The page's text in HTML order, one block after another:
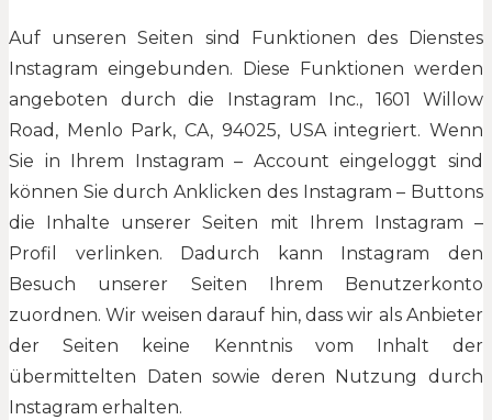
Auf unseren Seiten sind Funktionen des Dienstes
Instagram eingebunden. Diese Funktionen werden
angeboten durch die Instagram Inc., 1601 Willow
Road, Menlo Park, CA, 94025, USA integriert. Wenn
Sie in Ihrem Instagram – Account eingeloggt sind
können Sie durch Anklicken des Instagram – Buttons
die Inhalte unserer Seiten mit Ihrem Instagram –
Profil verlinken. Dadurch kann Instagram den
Besuch unserer Seiten Ihrem Benutzerkonto
zuordnen. Wir weisen darauf hin, dass wir als Anbieter
der Seiten keine Kenntnis vom Inhalt der
übermittelten Daten sowie deren Nutzung durch
Instagram erhalten.